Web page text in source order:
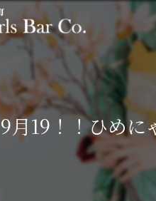
9月19！！ひめに